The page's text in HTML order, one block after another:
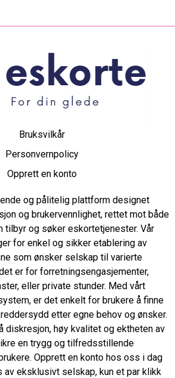
Bruksvilkår
Personvernpolicy
Opprett en konto
og pålitelig plattform designet
og brukervennlighet, rettet mot både
tilbyr og søker eskortetjenester. Vår
for enkel og sikker etablering av
som ønsker selskap til varierte
er for forretningsengasjementer,
eller private stunder. Med vårt
er det enkelt for brukere å finne
etter egne behov og ønsker.
diskresjon, høy kvalitet og ektheten av
en trygg og tilfredsstillende
Opprett en konto hos oss i dag
av eksklusivt selskap, kun et par klikk